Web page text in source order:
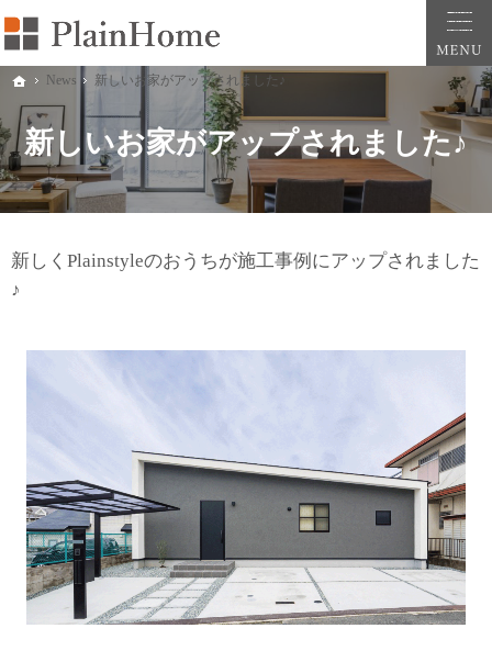
新しいお家がアップされました♪
大阪・堺市での新築一戸建ては工務店の「PlainHome平原建築工房」へおまかせ。自然
堺市をはじめ大阪府全域での新築注文住宅ならプレインホームへ。自然素材の心地よさ
新しくPlainstyleのおうちが施工事例にアップされました
♪
ホーム
News 新しいお家がアップされました♪